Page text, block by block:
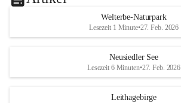
s
d
S
unzulässige Weingärten zu roden! Bitte
helfen wir zusammen um unsere Winzer
vor den prognostizierten Ernteausfällen
und den daraus folgenden wirtschaftlichen
e
d
r
S
Welterbe-Naturpark
Lesezeit 1 Minute•27. Feb. 2026
Neusiedler See
Lesezeit 6 Minuten•27. Feb. 2026
Leithagebirge